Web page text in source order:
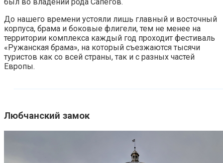
До нашего времени устояли лишь главный и восточный
корпуса, брама и боковые флигели, тем не менее на
территории комплекса каждый год проходит фестиваль
«Ружанская брама», на который съезжаются тысячи
туристов как со всей страны, так и с разных частей
Европы.
Любчанский замок